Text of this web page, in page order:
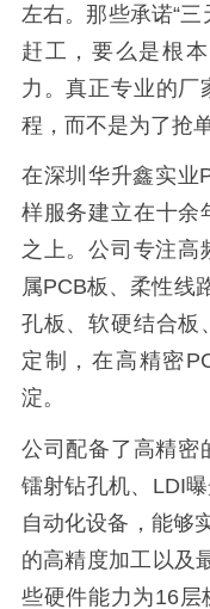
左右。那些承诺“
赶工，要么是根
力。真正专业的厂
程，而不是为了抢
在深圳华升鑫实业
样服务建立在十余
之上。公司专注高
属PCB板、柔性线
孔板、软硬结合板
定制，在高精密
淀。
公司配备了高精密
镭射钻孔机、LDI
自动化设备，能够
的高精度加工以及
些硬件能力为16层